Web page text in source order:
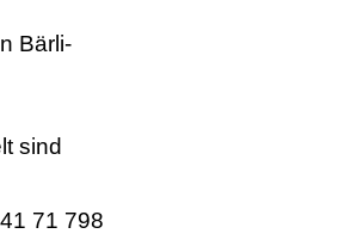
Bärli-
sind
71 798